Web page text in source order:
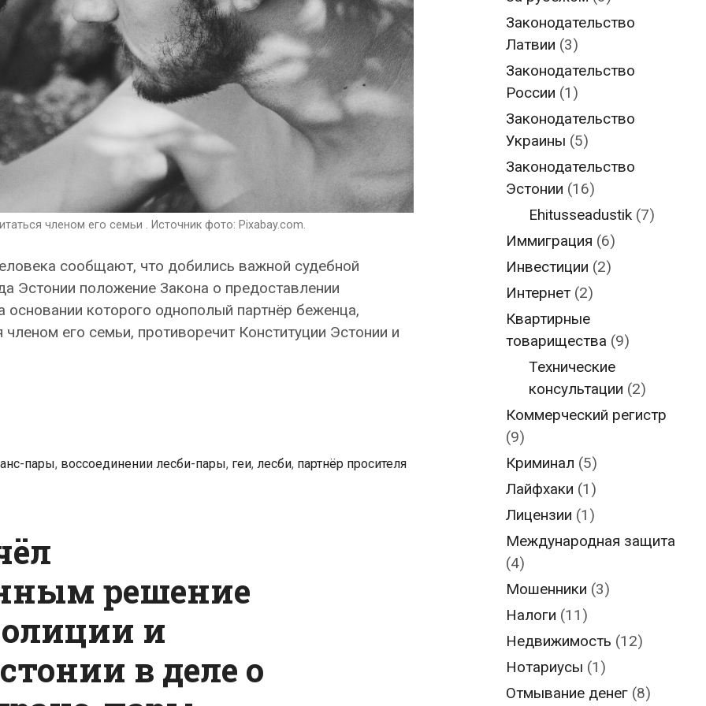
членом его семьи . Источник фото: Pixabay.com.
сообщают, что добились важной судебной
Эстонии положение Закона о предоставлении
которого однополый партнёр беженца,
его семьи, противоречит Конституции Эстонии и
пары, воссоединении лесби-пары, геи, лесби, партнёр просителя
решение
и
в деле о
Законодательство
Латвии (3)
Законодательство
России (1)
Законодательство
Украины (5)
Законодательство
Эстонии (16)
Ehitusseadustik(7)
Иммиграция (6)
Инвестиции (2)
Интернет (2)
Квартирные
товарищества (9)
Технические
консультации (2)
Коммерческий регистр
(9)
Криминал (5)
Лайфхаки (1)
Лицензии (1)
Международная защита
(4)
Мошенники (3)
Налоги (11)
Недвижимость (12)
Нотариусы (1)
Отмывание денег (8)